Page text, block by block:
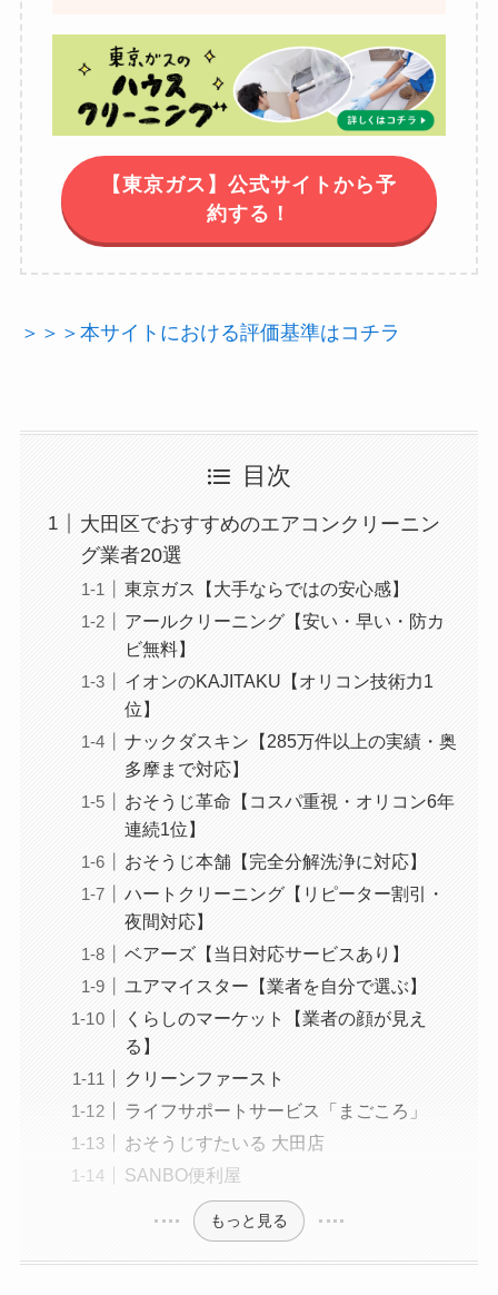
【東京ガス】公式サイトから予
約する！
＞＞＞本サイトにおける評価基準はコチラ
目次
大田区でおすすめのエアコンクリーニン
グ業者20選
東京ガス【大手ならではの安心感】
アールクリーニング【安い・早い・防カ
ビ無料】
イオンのKAJITAKU【オリコン技術力1
位】
ナックダスキン【285万件以上の実績・奥
多摩まで対応】
おそうじ革命【コスパ重視・オリコン6年
連続1位】
おそうじ本舗【完全分解洗浄に対応】
ハートクリーニング【リピーター割引・
夜間対応】
ベアーズ【当日対応サービスあり】
ユアマイスター【業者を自分で選ぶ】
くらしのマーケット【業者の顔が見え
る】
クリーンファースト
ライフサポートサービス「まごころ」
おそうじすたいる 大田店
SANBO便利屋
もっと見る